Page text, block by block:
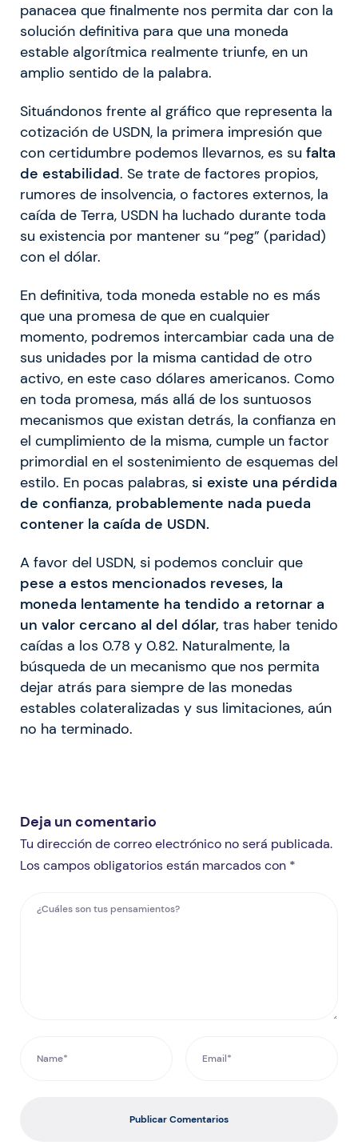
panacea que finalmente nos permita dar con la
solución definitiva para que una moneda
estable algorítmica realmente triunfe, en un
amplio sentido de la palabra.
Situándonos frente al gráfico que representa la
cotización de USDN, la primera impresión que
con certidumbre podemos llevarnos, es su falta
de estabilidad. Se trate de factores propios,
rumores de insolvencia, o factores externos, la
caída de Terra, USDN ha luchado durante toda
su existencia por mantener su “peg” (paridad)
con el dólar.
En definitiva, toda moneda estable no es más
que una promesa de que en cualquier
momento, podremos intercambiar cada una de
sus unidades por la misma cantidad de otro
activo, en este caso dólares americanos. Como
en toda promesa, más allá de los suntuosos
mecanismos que existan detrás, la confianza en
el cumplimiento de la misma, cumple un factor
primordial en el sostenimiento de esquemas del
estilo. En pocas palabras, si existe una pérdida
de confianza, probablemente nada pueda
contener la caída de USDN.
A favor del USDN, si podemos concluir que
pese a estos mencionados reveses, la
moneda lentamente ha tendido a retornar a
un valor cercano al del dólar, tras haber tenido
caídas a los 0.78 y 0.82. Naturalmente, la
búsqueda de un mecanismo que nos permita
dejar atrás para siempre de las monedas
estables colateralizadas y sus limitaciones, aún
no ha terminado.
Deja un comentario
Tu dirección de correo electrónico no será publicada.
Los campos obligatorios están marcados con *
Publicar Comentarios